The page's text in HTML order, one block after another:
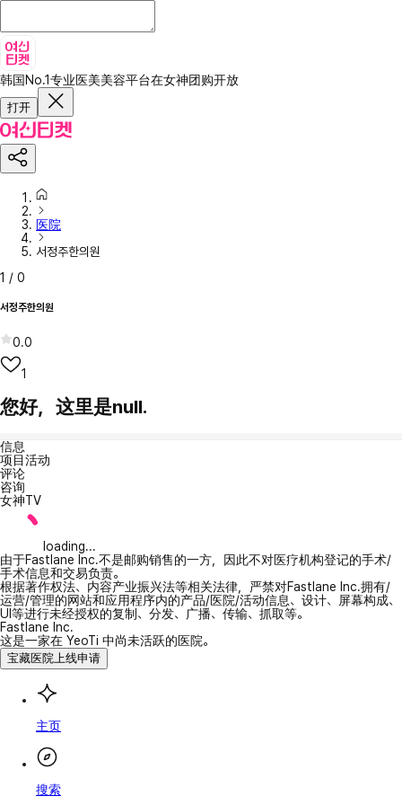
韩国No.1专业医美美容平台在女神团购开放
打开
医院
서정주한의원
1 / 0
서정주한의원
0.0
1
您好，这里是null.
信息
项目活动
评论
咨询
女神TV
loading...
由于Fastlane Inc.不是邮购销售的一方，因此不对医疗机构登记的手术/
手术信息和交易负责。
根据著作权法、内容产业振兴法等相关法律，严禁对Fastlane Inc.拥有/
运营/管理的网站和应用程序内的产品/医院/活动信息、设计、屏幕构成、
UI等进行未经授权的复制、分发、广播、传输、抓取等。
Fastlane Inc.
这是一家在 YeoTi 中尚未活跃的医院。
宝藏医院上线申请
主页
搜索